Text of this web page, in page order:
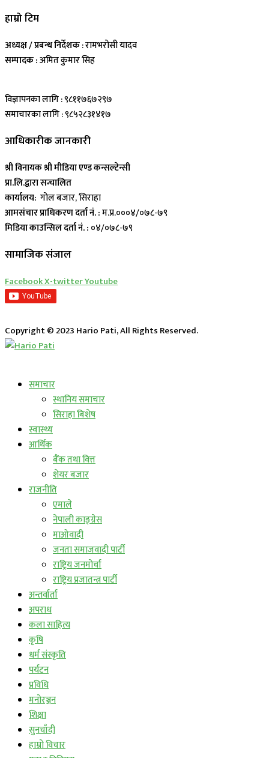
हाम्रो टिम
अध्यक्ष / प्रबन्ध निर्देशक: रामभरोसी यादव
सम्पादक :अमित कुमार सिह
विज्ञापनका लागि : ९८११७६७२९७
समाचारका लागि : ९८५२८३१४१७
आधिकारीक जानकारी
श्री विनायक श्री मीडिया एण्ड कन्सल्टेन्सी
प्रा.लि.द्वारा सन्चालित
कार्यालय: गोल बजार, सिराहा
आमसंचार प्राधिकरण दर्ता नं. :म.प्र.०००४/०७८-७९
मिडिया काउन्सिल दर्ता नं. : ०४/०७८-७९
सामाजिक संजाल
FacebookX-twitterYoutube
Copyright © 2023 Hario Pati, All Rights Reserved.
समाचार
स्थानिय समाचार
सिराहा बिशेष
स्वास्थ्य
आर्थिक
बैंक तथा वित्त
शेयर बजार
राजनीति
एमाले
नेपाली काङ्ग्रेस
माओवादी
जनता समाजवादी पार्टी
राष्ट्रिय जनमोर्चा
राष्ट्रिय प्रजातन्त्र पार्टी
अन्तर्वार्ता
अपराध
कला साहित्य
कृषि
धर्म संस्कृति
पर्यटन
प्रविधि
मनोरञ्जन
शिक्षा
सुनचाँदी
हाम्रो विचार